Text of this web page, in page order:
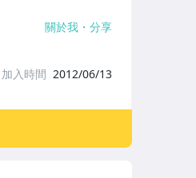
關於我 分享
加入時間 2012/06/13